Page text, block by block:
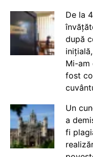
De la
după
Mi-am
fost
Un
a
fi